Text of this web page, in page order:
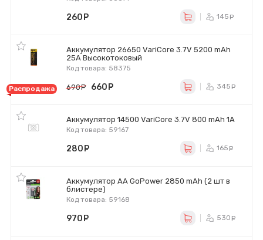
260 145
Аккумулятор 26650 VariCore 3.7V 5200 mAh
25A Высокотоковый
Код товара: 58375
Распродажа 690 руб.
660 345
Аккумулятор 14500 VariCore 3.7V 800 mAh 1A
Код товара: 59167
280 165
Аккумулятор AA GoPower 2850 mAh (2 шт в
блистере)
Код товара: 59168
970 530